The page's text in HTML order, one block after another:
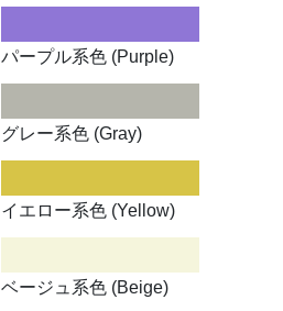
パープル系色 (Purple)
グレー系色 (Gray)
イエロー系色 (Yellow)
ベージュ系色 (Beige)